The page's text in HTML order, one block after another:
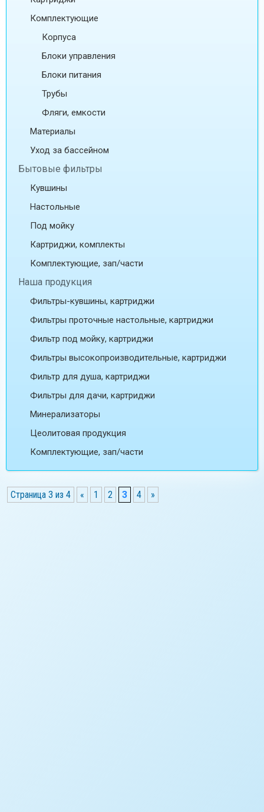
Комплектующие
Корпуса
Блоки управления
Блоки питания
Трубы
Фляги, емкости
Материалы
Уход за бассейном
Бытовые фильтры
Кувшины
Настольные
Под мойку
Картриджи, комплекты
Комплектующие, зап/части
Наша продукция
Фильтры-кувшины, картриджи
Фильтры проточные настольные, картриджи
Фильтр под мойку, картриджи
Фильтры высокопроизводительные, картриджи
Фильтр для душа, картриджи
Фильтры для дачи, картриджи
Минерализаторы
Цеолитовая продукция
Комплектующие, зап/части
Страница 3 из 4 « 1 2 3 4 »